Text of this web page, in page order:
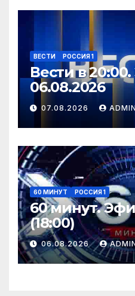
ВЕСТИ РОССИЯ 1
Вести в
06.08.2026
07.08.2026 ADMIN
60 МИНУТ РОССИЯ 1
60 минут.
(18:00)
06.08.2026